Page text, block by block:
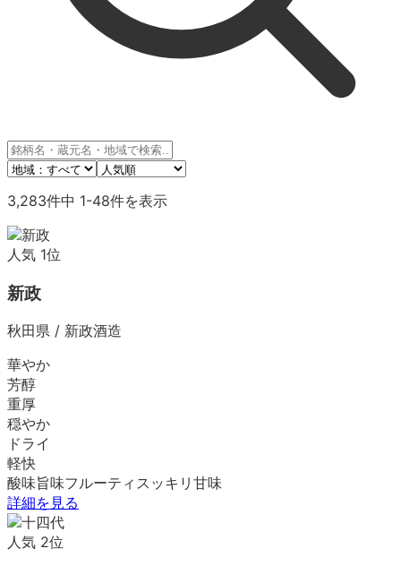
3,283件中 1-48件を表示
人気 1位
新政
秋田県 / 新政酒造
華やか
芳醇
重厚
穏やか
ドライ
軽快
酸味旨味フルーティ スッキリ 甘味
詳細を見る
人気 2位